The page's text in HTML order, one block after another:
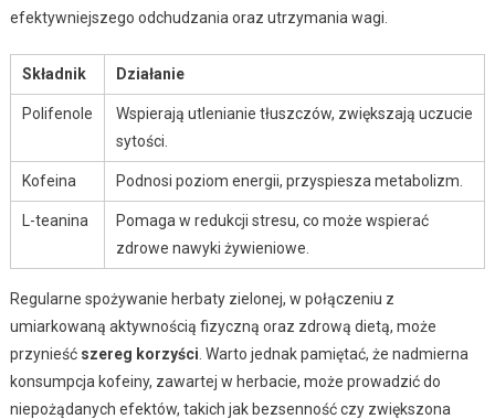
efektywniejszego odchudzania oraz utrzymania wagi.
Składnik Działanie
Polifenole
Wspierają utlenianie tłuszczów, zwiększają uczucie
sytości.
Kofeina Podnosi poziom energii, przyspiesza metabolizm.
L-teanina
Pomaga w redukcji stresu, co może wspierać
zdrowe nawyki żywieniowe.
Regularne spożywanie herbaty zielonej, w połączeniu z
umiarkowaną aktywnością fizyczną oraz zdrową dietą, może
przynieść szereg korzyści . Warto jednak pamiętać, że nadmierna
konsumpcja kofeiny, zawartej w herbacie, może prowadzić do
niepożądanych efektów, takich jak bezsenność czy zwiększona